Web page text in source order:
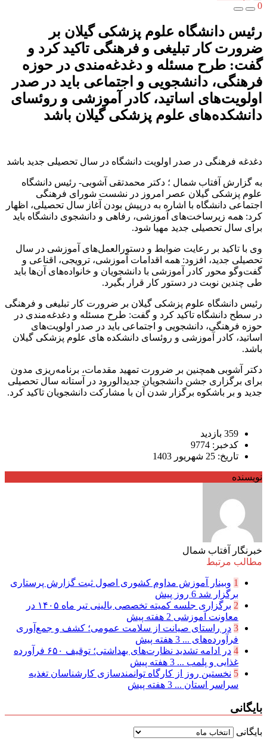
0
رئیس دانشگاه علوم پزشکی گیلان بر
ضرورت کار تبلیغی و فرهنگی تاکید کرد و
گفت: طرح مسئله و دغدغه‌مندی در حوزه
فرهنگی، دانشجویی و اجتماعی باید در صدر
اولویت‌های اساتید، کادر آموزشی و روئسای
دانشکده‌های علوم پزشکی گیلان باشد
دغدغه فرهنگی در صدر اولویت دانشگاه در سال تحصیلی جدید باشد
به گزارش آفتاب شمال ؛ دکتر محمدتقی آشوبی- رئیس دانشگاه
علوم پزشکی گیلان عصر امروز در نشست شورای فرهنگی
اجتماعی دانشگاه با اشاره به درپیش بودن آغاز سال تحصیلی، اظهار
کرد: همه زیرساخت‌های آموزشی، رفاهی و دانشجوی دانشگاه باید
برای سال تحصیلی جدید مهیا شود.
وی با تاکید بر رعایت ضوابط و دستورالعمل‌های آموزشی در سال
تحصیلی جدید، افزود: همه اقدامات آموزشی، ترویجی، اقناعی و
گفت‌وگو محور کادر آموزشی با دانشجویان و خانواده‌های آن‌ها باید
طی چندین نوبت در دستور کار قرار بگیرد.
رئیس دانشگاه علوم پزشکی گیلان بر ضرورت کار تبلیغی و فرهنگی
در سطح دانشگاه تاکید کرد و گفت: طرح مسئله و دغدغه‌مندی در
حوزه فرهنگی، دانشجویی و اجتماعی باید در صدر اولویت‌های
اساتید، کادر آموزشی و روئسای دانشکده های علوم پزشکی گیلان
باشد.
دکتر آشوبی همچنین بر ضرورت تمهید مقدمات، برنامه‌ریزی مدون
برای برگزاری جشن دانشجویان جدیدالورود در آستانه سال تحصیلی
جدید و بر باشکوه برگزار شدن آن با مشارکت دانشجویان تاکید کرد.
359 بازدید
کدخبر: 9774
تاریخ: 25 شهریور 1403
نویسنده
خبرنگار آفتاب شمال
مطالب مرتبط
1 وبینار آموزش مداوم کشوری اصول ثبت گزارش پرستاری
برگزار شد 6 روز پیش
2
برگزاری جلسه کمیته تخصصی بالینی تیر ماه ۱۴۰۵ در
معاونت آموزشی 2 هفته پیش
3 در راستای صیانت از سلامت عمومی؛ کشف و جمع‌آوری
فرآورده‌های ... 3 هفته پیش
4
در ادامه تشدید نظارت‌های بهداشتی؛ توقیف ۶۵۰ فرآورده
غذایی و پلمب ... 3 هفته پیش
5 نخستین روز از کارگاه توانمندسازی کارشناسان تغذیه
سراسر استان ... 3 هفته پیش
بایگانی
بایگانی